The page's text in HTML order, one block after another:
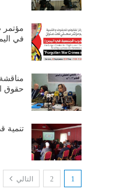
مؤتمر
في
حقوق
تنمية
1
2 التالي